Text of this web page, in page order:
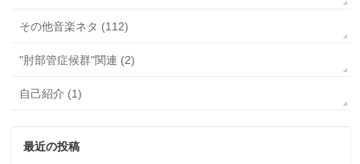
その他音楽ネタ (112)
"肘部管症候群"関連 (2)
自己紹介 (1)
最近の投稿